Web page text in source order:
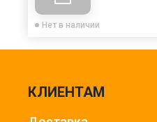
Нет в наличии
КЛИЕНТАМ